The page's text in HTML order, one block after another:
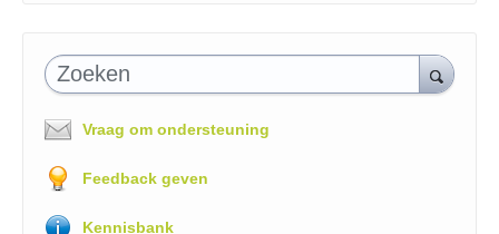
Zoeken
Vraag om ondersteuning
Feedback geven
Kennisbank